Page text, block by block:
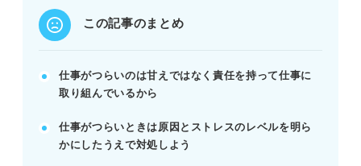
仕事の目的理解、自己肯定感向上、周囲への相談で
状況改善を図る。
で意欲を高める。
改善が見込めない場合や疾患時は、転職・退職も視
この記事のまとめ
仕事がつらいのは甘えではなく責任を持って仕事に
取り組んでいるから
仕事がつらいときは原因とストレスのレベルを明ら
かにしたうえで対処しよう